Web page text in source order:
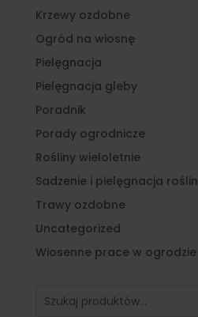
Krzewy ozdobne
Ogród na wiosnę
Pielęgnacja
Pielęgnacja gleby
Poradnik
Porady ogrodnicze
Rośliny wieloletnie
Sadzenie i pielęgnacja roślin
Trawy ozdobne
Uncategorized
Wiosenne prace w ogrodzie